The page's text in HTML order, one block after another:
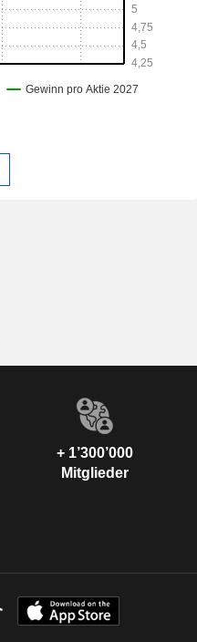
+ 1’300’000
Mitglieder